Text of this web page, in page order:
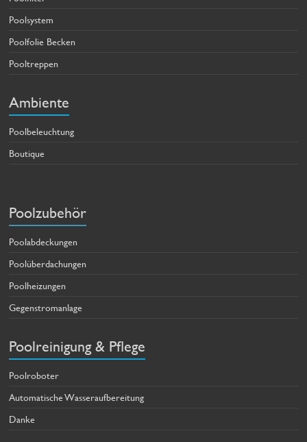
Poolsystem
Poolfolie Becken
Pooltreppen
Ambiente
Poolbeleuchtung
Boutique
Poolzubehör
Poolabdeckungen
Poolüberdachungen
Poolheizungen
Gegenstromanlage
Poolreinigung & Pflege
Poolroboter
Automatische Wasseraufbereitung
Danke